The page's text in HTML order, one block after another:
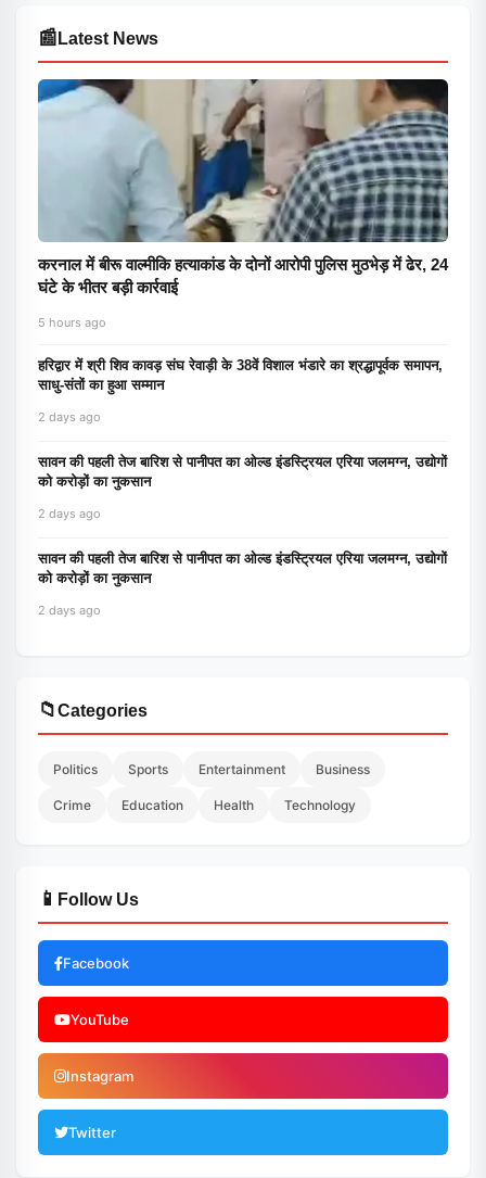
📰 Latest News
करनाल में बीरू वाल्मीकि हत्याकांड के दोनों आरोपी पुलिस मुठभेड़ में ढेर, 24
घंटे के भीतर बड़ी कार्रवाई
5 hours ago
हरिद्वार में श्री शिव कावड़ संघ रेवाड़ी के 38वें विशाल भंडारे का श्रद्धापूर्वक समापन,
साधु-संतों का हुआ सम्मान
2 days ago
सावन की पहली तेज बारिश से पानीपत का ओल्ड इंडस्ट्रियल एरिया जलमग्न, उद्योगों
को करोड़ों का नुकसान
2 days ago
सावन की पहली तेज बारिश से पानीपत का ओल्ड इंडस्ट्रियल एरिया जलमग्न, उद्योगों
को करोड़ों का नुकसान
2 days ago
📁Categories
Politics Sports Entertainment Business
Crime Education Health Technology
📱 Follow Us
Facebook
YouTube
Instagram
Twitter